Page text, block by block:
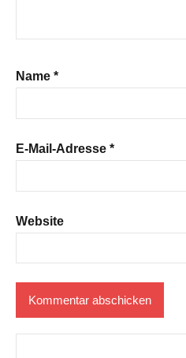
Name *
E-Mail-Adresse *
Website